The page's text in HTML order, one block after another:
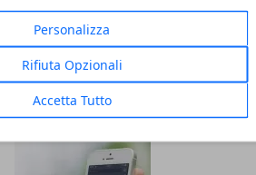
Personalizza
Rifiuta Opzionali
Accetta Tutto
e lavoro: perché le
cambiando il modo in